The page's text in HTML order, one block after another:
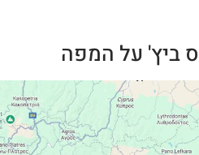
על המפה